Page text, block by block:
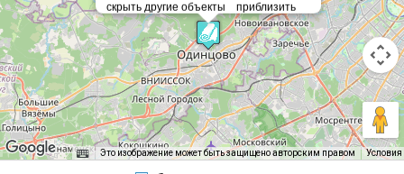
Это изображение может быть защищено авторским правом Условия